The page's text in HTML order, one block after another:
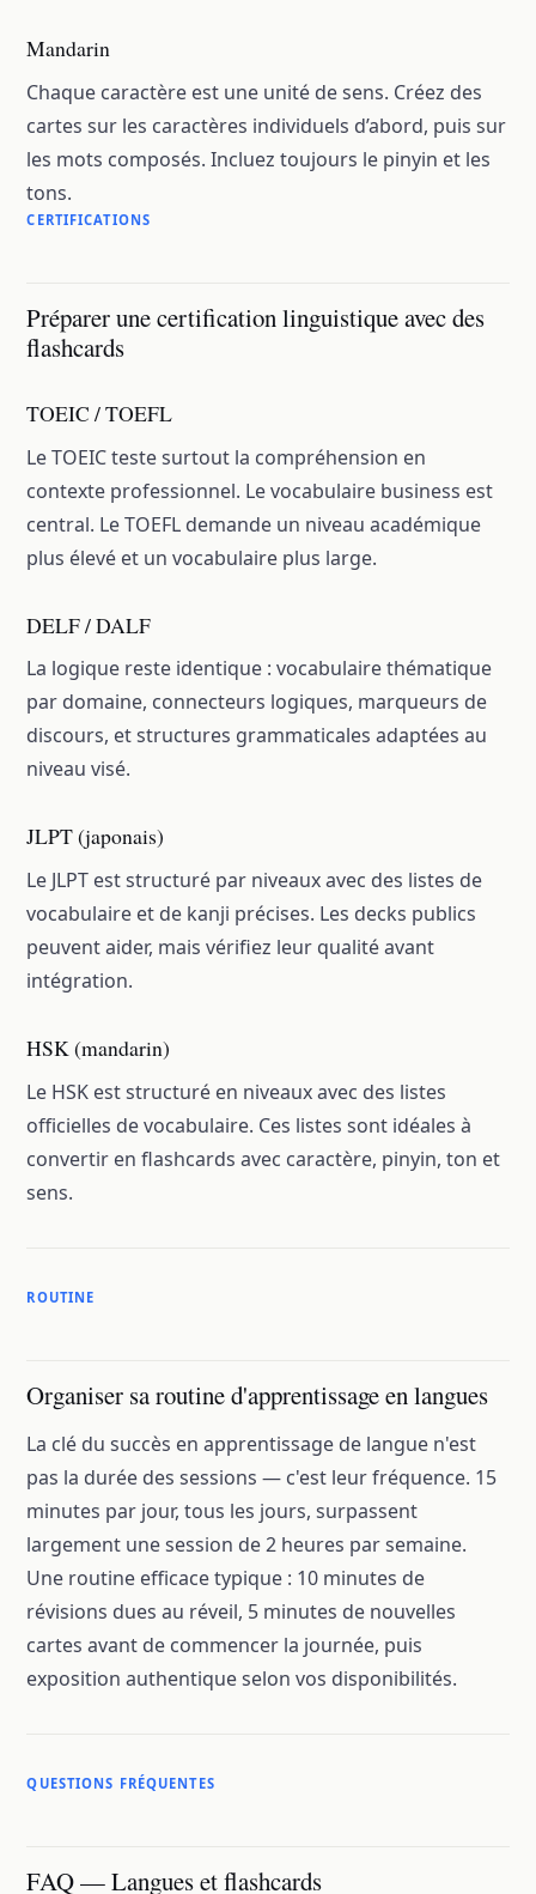
Mandarin
Chaque caractère est une unité de sens. Créez des
cartes sur les caractères individuels d’abord, puis sur
les mots composés. Incluez toujours le pinyin et les
tons.
CERTIFICATIONS
Préparer une certification linguistique avec des
flashcards
TOEIC / TOEFL
Le TOEIC teste surtout la compréhension en
contexte professionnel. Le vocabulaire business est
central. Le TOEFL demande un niveau académique
plus élevé et un vocabulaire plus large.
DELF / DALF
La logique reste identique : vocabulaire thématique
par domaine, connecteurs logiques, marqueurs de
discours, et structures grammaticales adaptées au
niveau visé.
JLPT (japonais)
Le JLPT est structuré par niveaux avec des listes de
vocabulaire et de kanji précises. Les decks publics
peuvent aider, mais vérifiez leur qualité avant
intégration.
HSK (mandarin)
Le HSK est structuré en niveaux avec des listes
officielles de vocabulaire. Ces listes sont idéales à
convertir en flashcards avec caractère, pinyin, ton et
sens.
ROUTINE
Organiser sa routine d'apprentissage en langues
La clé du succès en apprentissage de langue n'est
pas la durée des sessions — c'est leur fréquence. 15
minutes par jour, tous les jours, surpassent
largement une session de 2 heures par semaine.
Une routine efficace typique : 10 minutes de
révisions dues au réveil, 5 minutes de nouvelles
cartes avant de commencer la journée, puis
exposition authentique selon vos disponibilités.
QUESTIONS FRÉQUENTES
FAQ — Langues et flashcards